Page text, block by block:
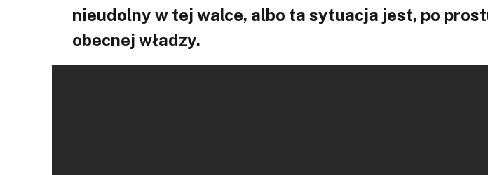
nieudolny w tej walce, albo ta sytuacja jest, po
obecnej władzy.